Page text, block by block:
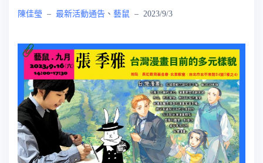
陳佳瑩 – 最新活動通告 、 藝鼠 – 2023/9/3